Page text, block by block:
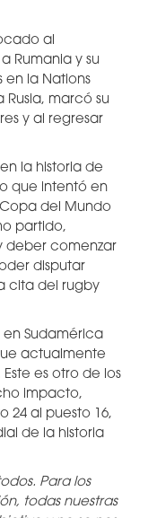
al
Rumania y su
en la Nations
Rusia, marcó su
y al regresar
la historia de
que intentó en
del Mundo
partido,
deber comenzar
disputar
cita del rugby
Sudamérica
actualmente
Este es otro de los
impacto,
24 al puesto 16,
de la historia
Para los
todas nuestras